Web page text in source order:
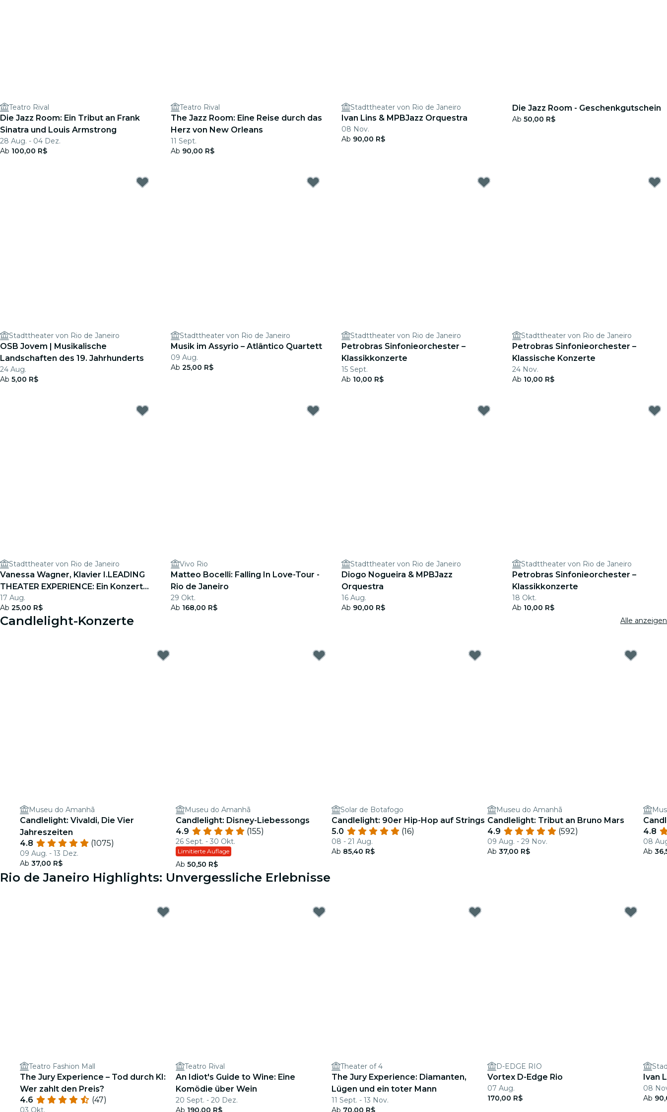
Teatro Rival
Die Jazz Room: Ein Tribut an Frank
Sinatra und Louis Armstrong
28 Aug. - 04 Dez.
Ab 100,00 R$
Teatro Rival
The Jazz Room: Eine Reise durch das
Herz von New Orleans
11 Sept.
Ab 90,00 R$
Stadttheater von Rio de Janeiro
Ivan Lins & MPBJazz Orquestra
08 Nov.
Ab 90,00 R$
Die Jazz Room - Geschenkgutschein
Ab 50,00 R$
Stadttheater von Rio de Janeiro
OSB Jovem | Musikalische
Landschaften des 19. Jahrhunderts
24 Aug.
Ab 5,00 R$
Stadttheater von Rio de Janeiro
Musik im Assyrio – Atlântico Quartett
09 Aug.
Ab 25,00 R$
Stadttheater von Rio de Janeiro
Petrobras Sinfonieorchester –
Klassikkonzerte
15 Sept.
Ab 10,00 R$
Stadttheater von Rio de Janeiro
Petrobras Sinfonieorchester –
Klassische Konzerte
24 Nov.
Ab 10,00 R$
Stadttheater von Rio de Janeiro
Vanessa Wagner, Klavier I.LEADING
THEATER EXPERIENCE: Ein Konzert
vom 26. Juli 2026
17 Aug.
Ab 25,00 R$
Vivo Rio
Matteo Bocelli: Falling In Love-Tour -
Rio de Janeiro
29 Okt.
Ab 168,00 R$
Stadttheater von Rio de Janeiro
Diogo Nogueira & MPBJazz
Orquestra
16 Aug.
Ab 90,00 R$
Stadttheater von Rio de Janeiro
Petrobras Sinfonieorchester –
Klassikkonzerte
18 Okt.
Ab 10,00 R$
Candlelight-Konzerte Alle anzeigen
Museu do Amanhã
Candlelight: Vivaldi, Die Vier
Jahreszeiten
4.8
(1075)
09 Aug. - 13 Dez.
Ab 37,00 R$
Museu do Amanhã
Candlelight: Disney-Liebessongs
4.9
(155)
26 Sept. - 30 Okt.
Limitierte Auflage
Ab 50,50 R$
Solar de Botafogo
Candlelight: 90er Hip-Hop auf Strings
5.0
(16)
08 - 21 Aug.
Ab 85,40 R$
Museu do Amanhã
Candlelight: Tribut an Bruno Mars
4.9
(592)
09 Aug. - 29 Nov.
Ab 37,00 R$
4.8
08
Ab
Rio de Janeiro Highlights: Unvergessliche Erlebnisse
Teatro Fashion Mall
The Jury Experience – Tod durch KI:
Wer zahlt den Preis?
4.6
(47)
03 Okt.
Teatro Rival
An Idiot's Guide to Wine: Eine
Komödie über Wein
20 Sept. - 20 Dez.
Ab 190,00 R$
Theater of 4
The Jury Experience: Diamanten,
Lügen und ein toter Mann
11 Sept. - 13 Nov.
Ab 70,00 R$
D-EDGE RIO
Vortex D-Edge Rio
07 Aug.
170,00 R$
Ivan
08
Ab